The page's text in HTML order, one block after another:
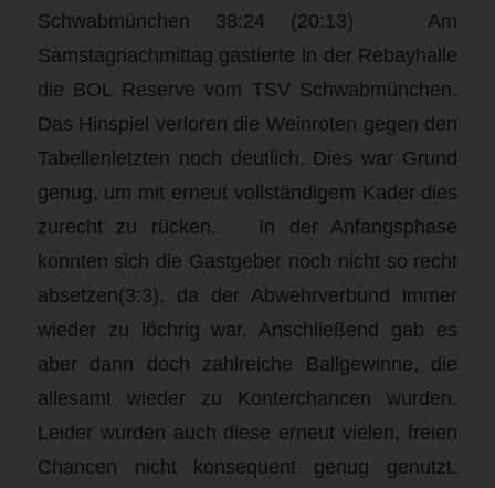
Schwabmünchen 38:24 (20:13) Am
Samstagnachmittag gastierte in der Rebayhalle
die BOL Reserve vom TSV Schwabmünchen.
Das Hinspiel verloren die Weinroten gegen den
Tabellenletzten noch deutlich. Dies war Grund
genug, um mit erneut vollständigem Kader dies
zurecht zu rücken. In der Anfangsphase
konnten sich die Gastgeber noch nicht so recht
absetzen(3:3), da der Abwehrverbund immer
wieder zu löchrig war. Anschließend gab es
aber dann doch zahlreiche Ballgewinne, die
allesamt wieder zu Konterchancen wurden.
Leider wurden auch diese erneut vielen, freien
Chancen nicht konsequent genug genutzt.